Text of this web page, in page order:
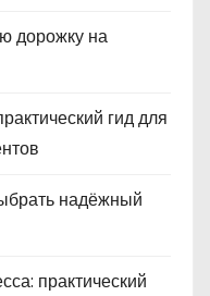
дорожку на
гид для
надёжный
практический